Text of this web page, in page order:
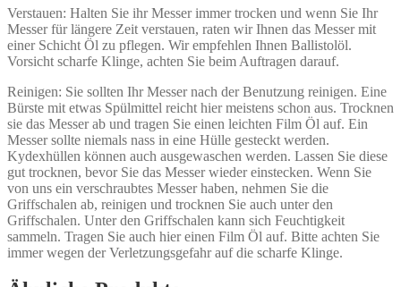
Verstauen: Halten Sie ihr Messer immer trocken und wenn Sie Ihr
Messer für längere Zeit verstauen, raten wir Ihnen das Messer mit
einer Schicht Öl zu pflegen. Wir empfehlen Ihnen Ballistolöl.
Vorsicht scharfe Klinge, achten Sie beim Auftragen darauf.
Reinigen: Sie sollten Ihr Messer nach der Benutzung reinigen. Eine
Bürste mit etwas Spülmittel reicht hier meistens schon aus. Trocknen
sie das Messer ab und tragen Sie einen leichten Film Öl auf. Ein
Messer sollte niemals nass in eine Hülle gesteckt werden.
Kydexhüllen können auch ausgewaschen werden. Lassen Sie diese
gut trocknen, bevor Sie das Messer wieder einstecken. Wenn Sie
von uns ein verschraubtes Messer haben, nehmen Sie die
Griffschalen ab, reinigen und trocknen Sie auch unter den
Griffschalen. Unter den Griffschalen kann sich Feuchtigkeit
sammeln. Tragen Sie auch hier einen Film Öl auf. Bitte achten Sie
immer wegen der Verletzungsgefahr auf die scharfe Klinge.